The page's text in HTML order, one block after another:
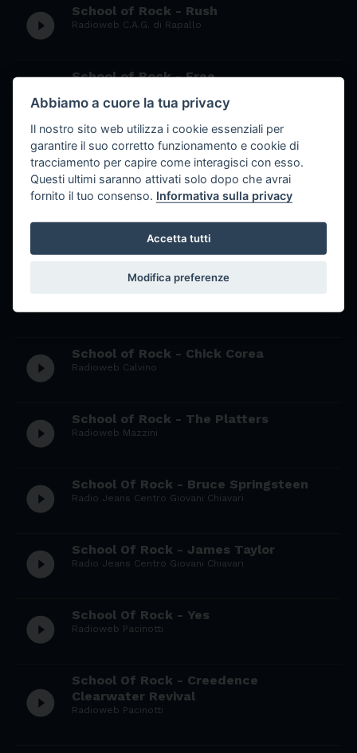
play_circle_filled School of Rock - Rush
Radioweb C.A.G. di Rapallo
play_circle_filled School of Rock - Free
play_circle_filled School of rock: Elton John
Radioweb Primo Levi
play_circle_filled School of Rock - David Bowie
Radioweb Cassini
School of rock monografia Peter
play_circle_filled School of Rock - Chick Corea
Radioweb Calvino
play_circle_filled School of Rock - The Platters
Radioweb Mazzini
play_circle_filled School Of Rock - Bruce Springsteen
Radio Jeans Centro Giovani Chiavari
play_circle_filled School Of Rock - James Taylor
Radio Jeans Centro Giovani Chiavari
play_circle_filled School Of Rock - Yes
Radioweb Pacinotti
play_circle_filled
School Of Rock - Creedence
Clearwater Revival
Radioweb Pacinotti
Abbiamo a cuore la tua privacy
Il nostro sito web utilizza i cookie essenziali per
garantire il suo corretto funzionamento e cookie di
tracciamento per capire come interagisci con esso.
Questi ultimi saranno attivati solo dopo che avrai
fornito il tuo consenso. Informativa sulla privacy
Accetta tutti
Modifica preferenze